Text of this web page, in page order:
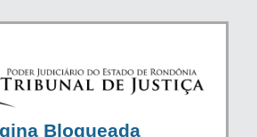
Bloqueada